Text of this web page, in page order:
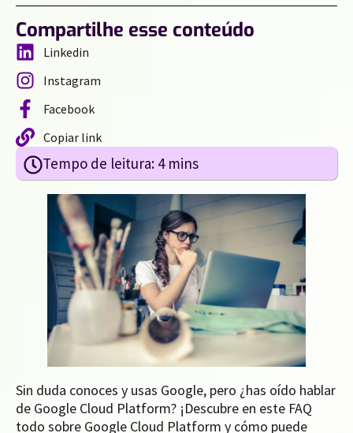
Compartilhe esse conteúdo
Linkedin
Instagram
Facebook
Copiar link
Sin duda conoces y usas Google, pero ¿has oído hablar
de Google Cloud Platform? ¡Descubre en este FAQ
todo sobre Google Cloud Platform y cómo puede